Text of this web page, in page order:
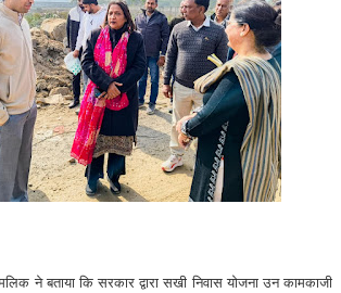
ने बताया कि सरकार द्वारा सखी निवास योजना उन कामकाजी